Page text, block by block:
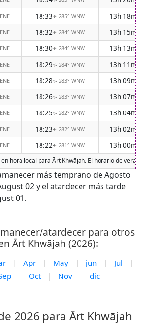
18:33↑ 285° WNW
13h 18m
18:32↑ 284° WNW
13h 15m
18:30↑ 284° WNW
13h 13m
18:29↑ 284° WNW
13h 11m
18:28↑ 283° WNW
13h 09m
18:26↑ 283° WNW
13h 07m
18:25↑ 282° WNW
13h 04m
18:23↑ 282° WNW
13h 02m
18:22↑ 281° WNW 13h 00m
hora local para Ārt Khwājah. El horario de
más temprano de Agosto
02 y el atardecer más tarde
01.
atardecer para otros
Ārt Khwājah (2026):
| Apr | May | jun | Jul
|
| Oct | Nov | dic
2026 para Ārt Khwājah